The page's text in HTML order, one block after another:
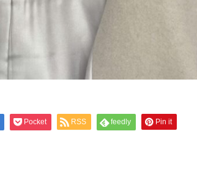
Pocket RSS feedly Pin it